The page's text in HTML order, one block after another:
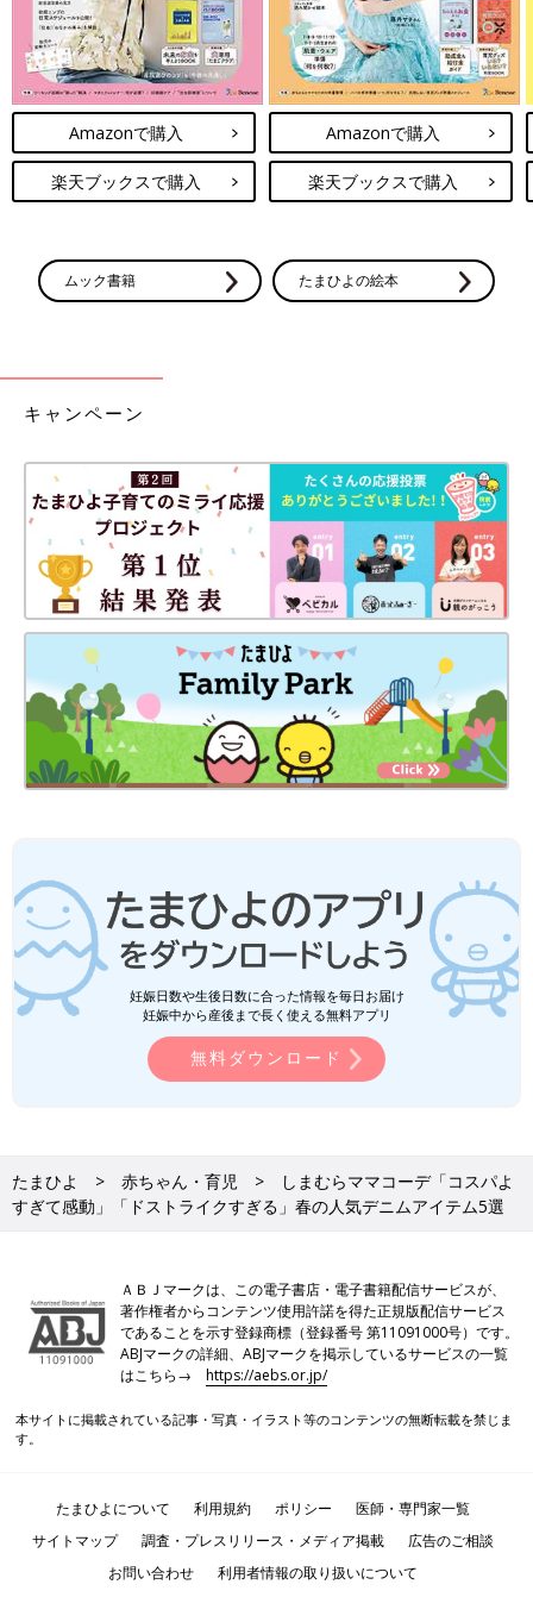
Amazonで購入
楽天ブックスで購入
Amazonで購入
楽天ブックスで購入
ムック書籍 たまひよの絵本
キャンペーン
妊娠日数や生後日数に合った情報を毎日お届け
妊娠中から産後まで長く使える無料アプリ
無料ダウンロード
たまひよ 赤ちゃん・育児
しまむらママコーデ「コスパよ
すぎて感動」「ドストライクすぎる」春の人気デニムアイテム5選
ＡＢＪマークは、この電子書店・電子書籍配信サービスが、
著作権者からコンテンツ使用許諾を得た正規版配信サービス
であることを示す登録商標（登録番号 第11091000号）です。
ABJマークの詳細、ABJマークを掲示しているサービスの一覧
はこちら→https://aebs.or.jp/
本サイトに掲載されている記事・写真・イラスト等のコンテンツの無断転載を禁じま
す。
たまひよについて 利用規約 ポリシー
医師・専門家一覧
サイトマップ
調査・プレスリリース・メディア掲載
広告のご相談
お問い合わせ
利用者情報の取り扱いについて